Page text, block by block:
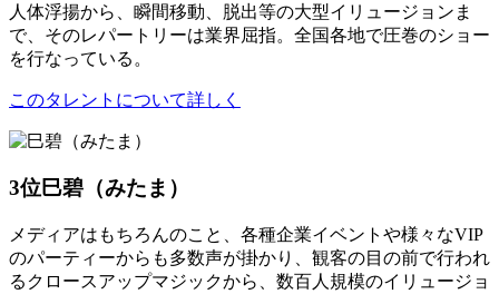
人体浮揚から、瞬間移動、脱出等の大型イリュージョンま
で、そのレパートリーは業界屈指。全国各地で圧巻のショー
を行なっている。
このタレントについて詳しく
3位巳碧（みたま）
メディアはもちろんのこと、各種企業イベントや様々なVIP
のパーティーからも多数声が掛かり、観客の目の前で行われ
るクロースアップマジックから、数百人規模のイリュージョ